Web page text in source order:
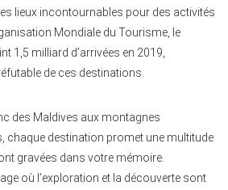
lieux incontournables pour des activités
Mondiale du Tourisme, le
1,5 milliard d’arrivées en 2019,
de ces destinations.
des Maldives aux montagnes
chaque destination promet une multitude
gravées dans votre mémoire.
où l’exploration et la découverte sont